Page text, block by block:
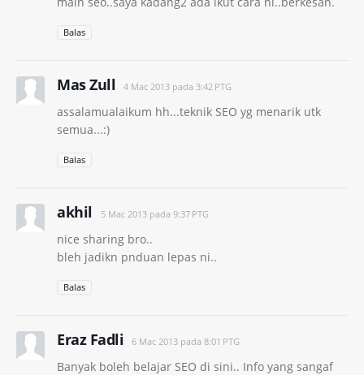
Balas
Mas Zull 4 Mac 2013 pada 3:42 PTG
assalamualaikum hh...teknik SEO yg menarik utk
semua...:)
Balas
akhil 5 Mac 2013 pada 9:37 PTG
nice sharing bro..
bleh jadikn pnduan lepas ni..
Balas
Eraz Fadli 6 Mac 2013 pada 8:01 PTG
Banyak boleh belajar SEO di sini.. Info yang sangaf